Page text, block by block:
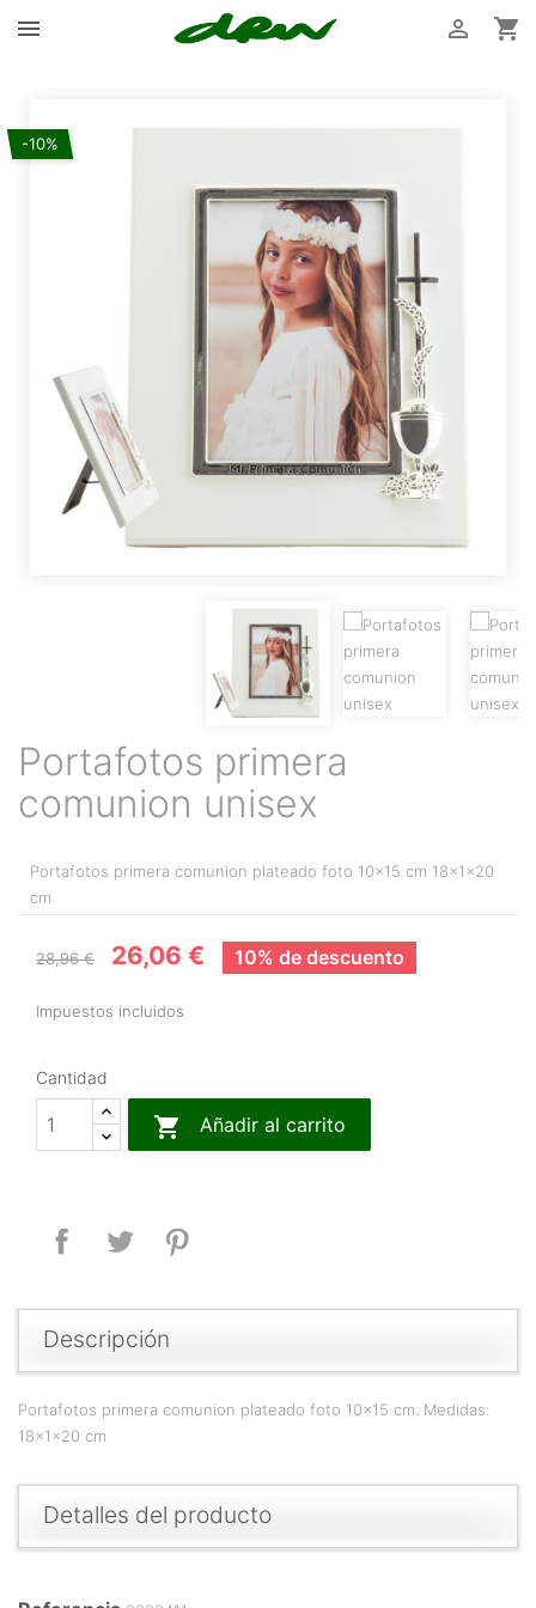
 

-10%
Portafotos primera
comunion unisex
Portafotos primera comunion plateado foto 10x15 cm 18x1x20
cm
28,96 € 26,06 € 10% de descuento
Impuestos incluidos
Cantidad
 Añadir al carrito
CompartirTuitear
Descripción
Portafotos primera comunion plateado foto 10x15 cm. Medidas:
18x1x20 cm
Detalles del producto